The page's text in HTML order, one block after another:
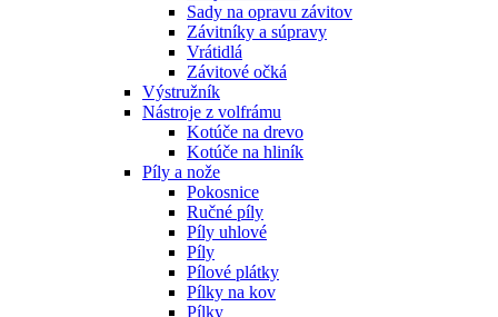
Sady na opravu závitov
Závitníky a súpravy
Vrátidlá
Závitové očká
Výstružník
Nástroje z volfrámu
Kotúče na drevo
Kotúče na hliník
Píly a nože
Pokosnice
Ručné píly
Píly uhlové
Píly
Pílové plátky
Pílky na kov
Pílky